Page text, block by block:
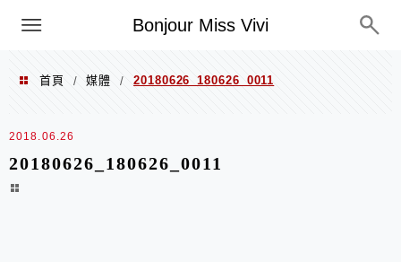
Bonjour Miss Vivi
選單
首頁 / 媒體 / 20180626_180626_0011
2018.06.26
20180626_180626_0011